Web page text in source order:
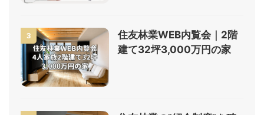
3
住友林業WEB内覧会｜2階
建て32坪3,000万円の家